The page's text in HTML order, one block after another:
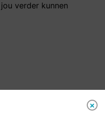
verder kunnen